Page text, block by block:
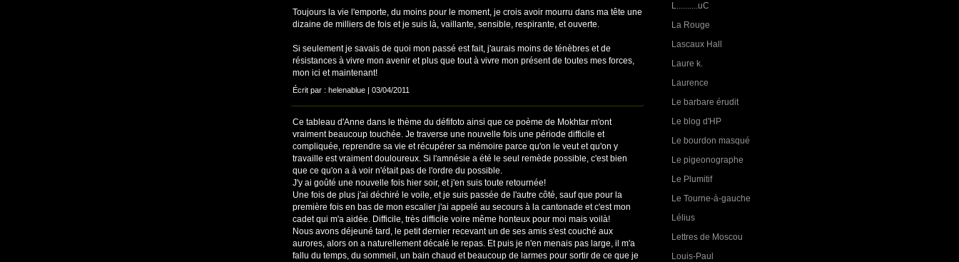
L..........uC
La Rouge
Lascaux Hall
Laure k.
Laurence
Le barbare érudit
Le blog d'HP
Le bourdon masqué
Le pigeonographe
Le Plumitif
Le Tourne-à-gauche
Lélius
Lettres de Moscou
Louis-Paul
Toujours la vie l'emporte, du moins pour le moment, je crois avoir mourru dans ma tête une
dizaine de milliers de fois et je suis là, vaillante, sensible, respirante, et ouverte.
Si seulement je savais de quoi mon passé est fait, j'aurais moins de ténèbres et de
résistances à vivre mon avenir et plus que tout à vivre mon présent de toutes mes forces,
mon ici et maintenant!
Écrit par : helenablue | 03/04/2011
Ce tableau d'Anne dans le thème du défifoto ainsi que ce poème de Mokhtar m'ont
vraiment beaucoup touchée. Je traverse une nouvelle fois une période difficile et
compliquée, reprendre sa vie et récupérer sa mémoire parce qu'on le veut et qu'on y
travaille est vraiment douloureux. Si l'amnésie a été le seul remède possible, c'est bien
que ce qu'on a à voir n'était pas de l'ordre du possible.
J'y ai goûté une nouvelle fois hier soir, et j'en suis toute retournée!
Une fois de plus j'ai déchiré le voile, et je suis passée de l'autre côté, sauf que pour la
première fois en bas de mon escalier j'ai appelé au secours à la cantonade et c'est mon
cadet qui m'a aidée. Difficile, très difficile voire même honteux pour moi mais voilà!
Nous avons déjeuné tard, le petit dernier recevant un de ses amis s'est couché aux
aurores, alors on a naturellement décalé le repas. Et puis je n'en menais pas large, il m'a
fallu du temps, du sommeil, un bain chaud et beaucoup de larmes pour sortir de ce que je